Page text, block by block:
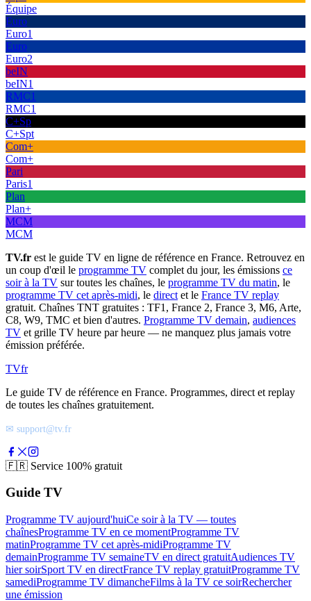
Équipe
Euro
Euro1
Euro
Euro2
beIN
beIN1
RMC1
RMC1
C+Sp
C+Spt
Com+
Com+
Pari
Paris1
Plan
Plan+
MCM
MCM
TV.fr est le guide TV en ligne de référence en France. Retrouvez en
un coup d'œil le programme TV complet du jour, les émissions ce
soir à la TV sur toutes les chaînes, le programme TV du matin, le
programme TV cet après-midi, le direct et le France TV replay
gratuit. Chaînes TNT gratuites : TF1, France 2, France 3, M6, Arte,
C8, W9, TMC et bien d'autres. Programme TV demain, audiences
TV et grille TV heure par heure — ne manquez plus jamais votre
émission préférée.
TVfr
Le guide TV de référence en France. Programmes, direct et replay
de toutes les chaînes gratuitement.
✉ support@tv.fr
🇫🇷 Service 100% gratuit
Guide TV
Programme TV aujourd'huiCe soir à la TV — toutes
chaînesProgramme TV en ce momentProgramme TV
matinProgramme TV cet après-midiProgramme TV
demainProgramme TV semaineTV en direct gratuitAudiences TV
hier soirSport TV en directFrance TV replay gratuitProgramme TV
samediProgramme TV dimancheFilms à la TV ce soirRechercher
une émission